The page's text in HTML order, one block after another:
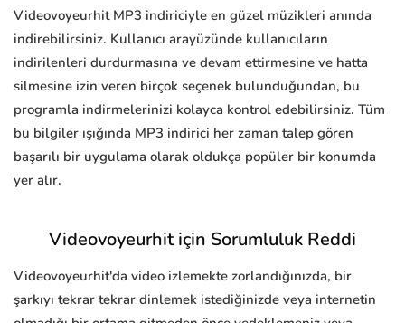
Videovoyeurhit MP3 indiriciyle en güzel müzikleri anında
indirebilirsiniz. Kullanıcı arayüzünde kullanıcıların
indirilenleri durdurmasına ve devam ettirmesine ve hatta
silmesine izin veren birçok seçenek bulunduğundan, bu
programla indirmelerinizi kolayca kontrol edebilirsiniz. Tüm
bu bilgiler ışığında MP3 indirici her zaman talep gören
başarılı bir uygulama olarak oldukça popüler bir konumda
yer alır.
Videovoyeurhit için Sorumluluk Reddi
Videovoyeurhit'da video izlemekte zorlandığınızda, bir
şarkıyı tekrar tekrar dinlemek istediğinizde veya internetin